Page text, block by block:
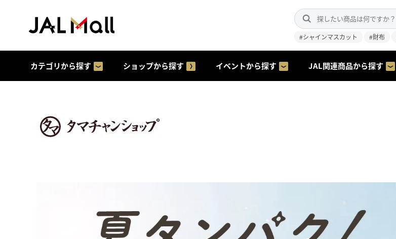
#シャインマスカット #財布
カテゴリから探す ショップから探す イベントから探す JAL関連商品から探す